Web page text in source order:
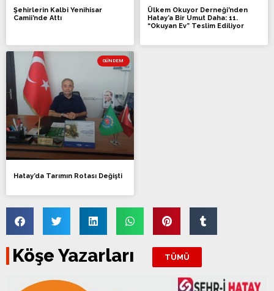
Şehirlerin Kalbi Yenihisar
Camii’nde Attı
Ülkem Okuyor Derneği’nden
Hatay’a Bir Umut Daha: 11.
“Okuyan Ev” Teslim Ediliyor
GÜNDEM
Hatay’da Tarımın Rotası Değişti
Köşe Yazarları TÜMÜ